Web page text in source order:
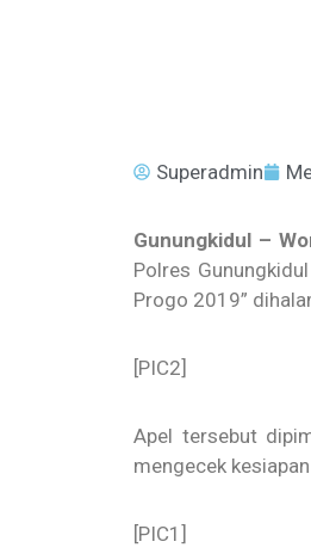
Superadmin
Gunungkidul –
Polres
Progo 2019”
[PIC2]
Apel tersebut
mengecek
[PIC1]